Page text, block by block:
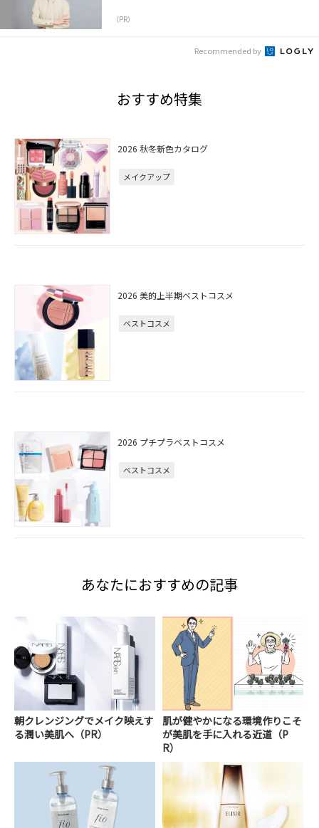
（PR）
Recommended by
おすすめ特集
2026 秋冬新色カタログ
メイクアップ
2026 美的上半期ベストコスメ
ベストコスメ
2026 プチプラベストコスメ
ベストコスメ
あなたにおすすめの記事
朝クレンジングでメイク映えす
る潤い美肌へ（PR）
肌が健やかになる環境作りこそ
が美肌を手に入れる近道（P
R）